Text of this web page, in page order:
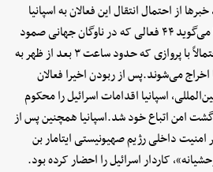
از احتمال انتقال این فعالان به اسپانیا
حکایت دارد.وزیر خارجه اسپانیا می‌گوید ۴۴ فعالی که در ناوگان جهانی صمود
به مقصد غزه شرکت داشتند، احتمالاً با پروازی که حدود ساعت ۳ بعد از ظهر به
می‌شوند.پس از ربودن اخیرا فعالان
اسپانیا اقدامات اسرائیل را محکوم
امن اتباع خود شد.اسپانیا همچنین پس از
امنیت داخلی رژیم صهیونیستی ایتامار بن
کاردار اسرائیل را احضار کرده بود.